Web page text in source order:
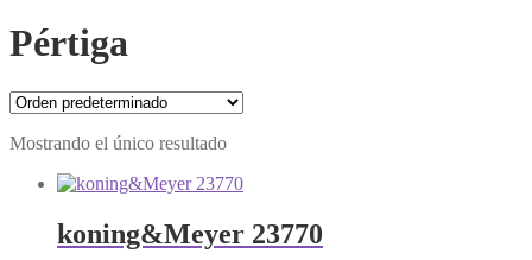
Pértiga
Mostrando el único resultado
koning&Meyer 23770